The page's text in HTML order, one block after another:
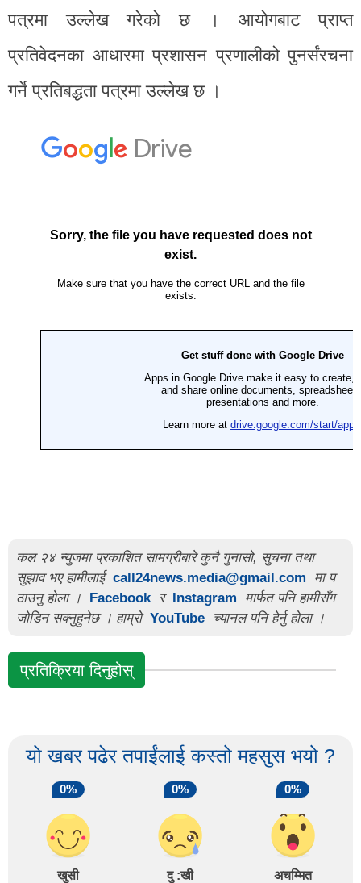
पत्रमा उल्लेख गरेको छ । आयोगबाट प्राप्त
प्रतिवेदनका आधारमा प्रशासन प्रणालीको पुनर्संरचना
गर्ने प्रतिबद्धता पत्रमा उल्लेख छ ।
कल २४ न्युजमा प्रकाशित सामग्रीबारे कुनै गुनासो, सुचना तथा
सुझाव भए हामीलाई call24news.media@gmail.com
मा प
ठाउनु होला ।
Facebook र Instagram
मार्फत पनि हामीसँग
जोडिन सक्नुहुनेछ । हाम्रो YouTube च्यानल पनि हेर्नु होला ।
प्रतिक्रिया दिनुहोस्
यो खबर पढेर तपाईंलाई कस्तो महसुस भयो ?
0%
खुसी
0%
दु :खी
0%
अचम्मित